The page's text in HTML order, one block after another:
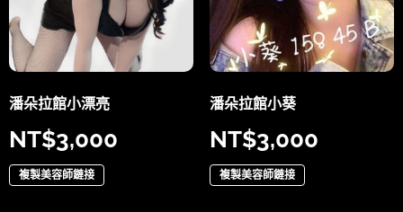
潘朵拉館小漂亮
NT$3,000
複製美容師鏈接
潘朵拉館小葵
NT$3,000
複製美容師鏈接